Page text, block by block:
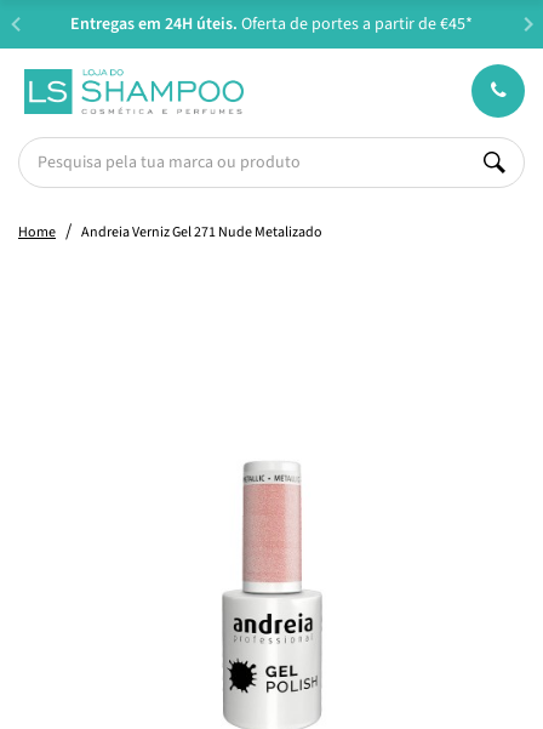
Entregas em 24H úteis. Oferta de portes a partir de €45*
Home Andreia Verniz Gel 271 Nude Metalizado